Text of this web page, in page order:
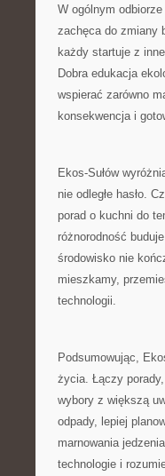
W ogólnym
zachęca do zmiany
każdy startuje z
Dobra edukacja
wspierać zarówno
konsekwencja i
Ekos-Sułów
nie odległe hasło.
porad o kuchni do
różnorodność
środowisko nie
mieszkamy,
technologii.
Podsumowując,
życia. Łączy
wybory z większą
odpady, lepiej
marnowania
technologie i